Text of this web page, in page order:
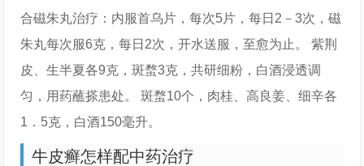
合磁朱丸治疗：内服首乌片，每次5片，每日2－3次，磁
朱丸每次服6克，每日2次，开水送服，至愈为止。 紫荆
皮、生半夏各9克，斑蝥3克，共研细粉，白酒浸透调
匀，用药蘸搽患处。 斑蝥10个，肉桂、高良姜、细辛各
1．5克，白酒150毫升。
牛皮癣怎样配中药治疗